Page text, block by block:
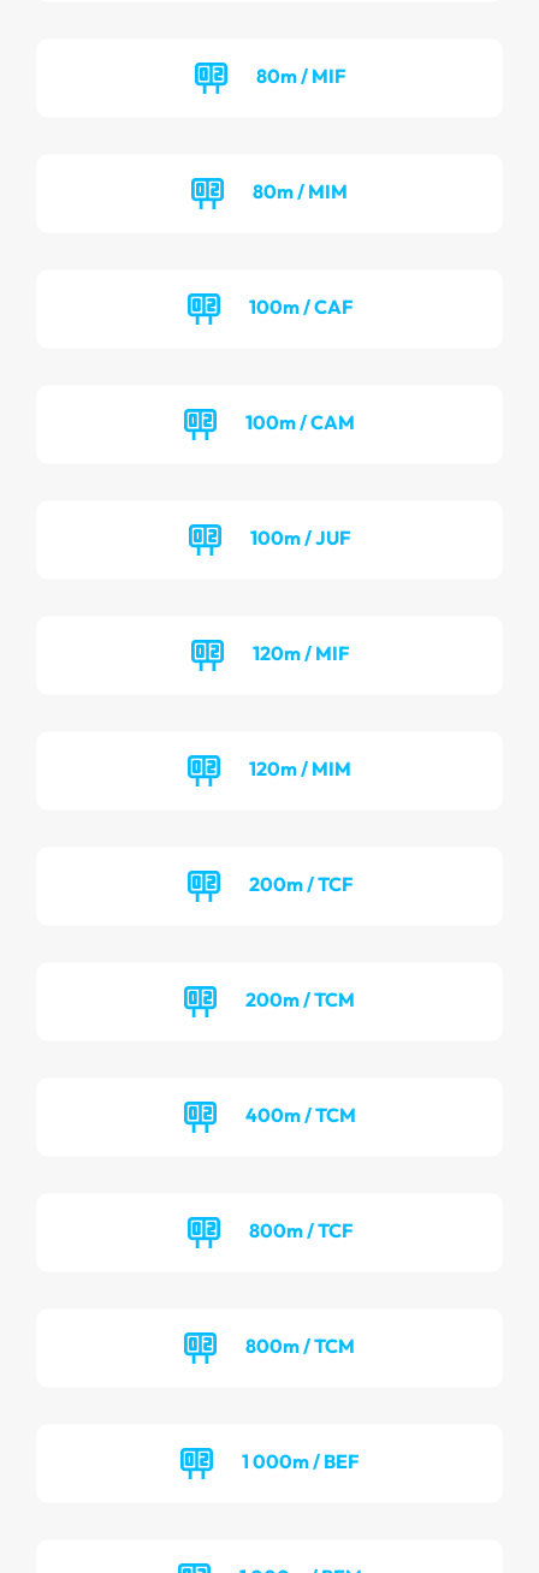
80m / MIF
80m / MIM
100m / CAF
100m / CAM
100m / JUF
120m / MIF
120m / MIM
200m / TCF
200m / TCM
400m / TCM
800m / TCF
800m / TCM
1 000m / BEF